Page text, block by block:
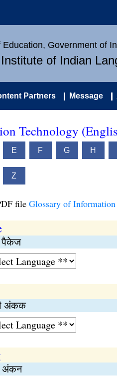
Education, Government of
of Indian
Partners Message
Technology
E F G H
Z
file Glossary of
पैकेज
अंकक
अंकन